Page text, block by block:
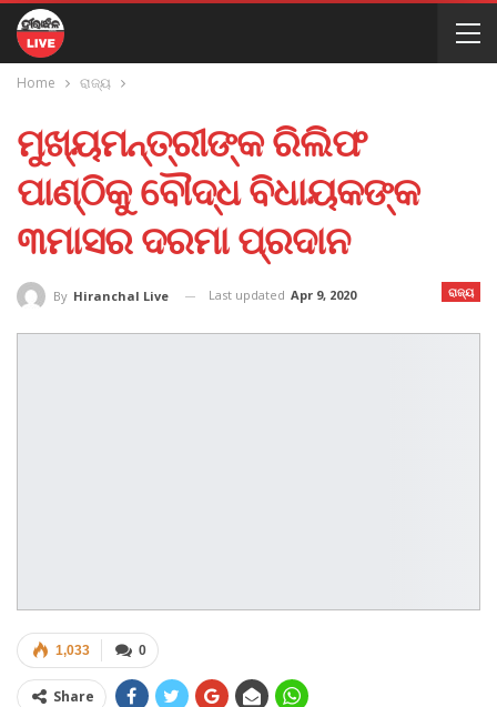
Home ରାଜ୍ୟ
ମୁଖ୍ୟମନ୍ତ୍ରୀଙ୍କ ରିଲିଫ
ପାଣ୍ଠିକୁ ବୌଦ୍ଧ ବିଧାୟକଙ୍କ
୩ମାସର ଦରମା ପ୍ରଦାନ
ରାଜ୍ୟ
By Hiranchal Live Last updated Apr 9, 2020
0
1,033
Share